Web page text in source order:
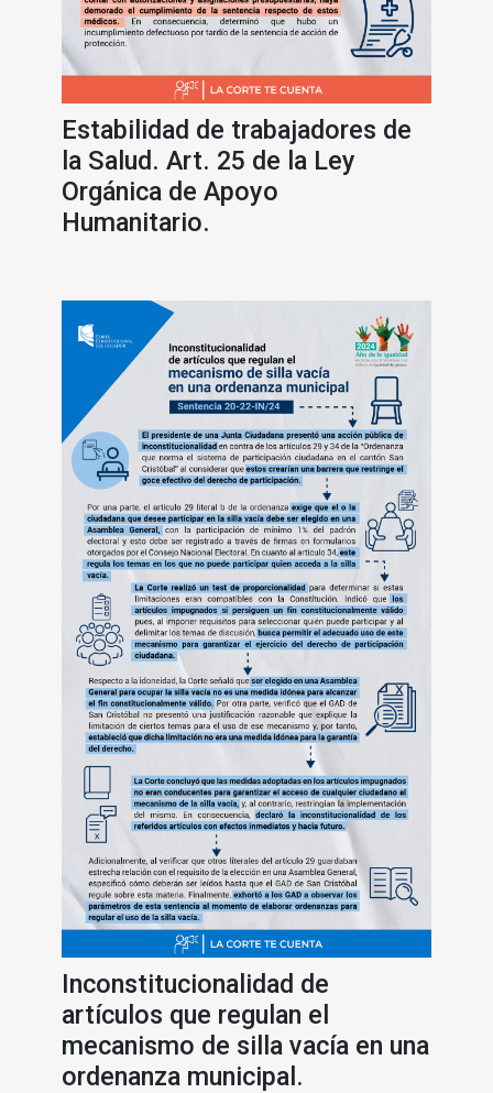
Estabilidad de trabajadores de
la Salud. Art. 25 de la Ley
Orgánica de Apoyo
Humanitario.
Inconstitucionalidad de
artículos que regulan el
mecanismo de silla vacía en una
ordenanza municipal.